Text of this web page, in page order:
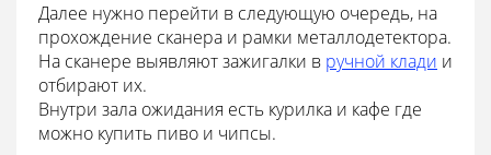
Далее нужно перейти в следующую очередь, на
прохождение сканера и рамки металлодетектора.
На сканере выявляют зажигалки в ручной клади и
отбирают их.
Внутри зала ожидания есть курилка и кафе где
можно купить пиво и чипсы.